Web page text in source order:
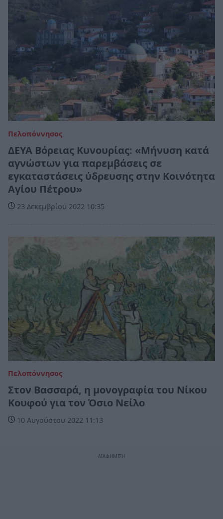
Πελοπόννησος
ΔΕΥΑ Βόρειας Κυνουρίας: «Μήνυση κατά
αγνώστων για παρεμβάσεις σε
εγκαταστάσεις ύδρευσης στην Κοινότητα
Αγίου Πέτρου»
23 Δεκεμβρίου 2022 10:35
Πελοπόννησος
Στον Βασσαρά, η μονογραφία του Νίκου
Κουφού για τον Όσιο Νείλο
10 Αυγούστου 2022 11:13